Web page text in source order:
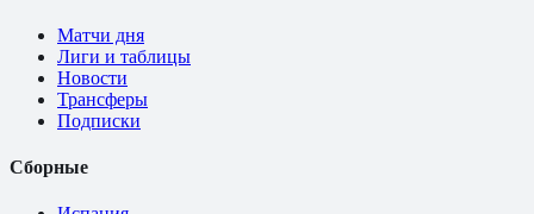
Матчи дня
Лиги и таблицы
Новости
Трансферы
Подписки
Сборные